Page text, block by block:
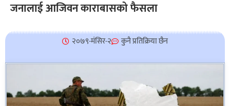
n
जनालाई आजिवन काराबासको फैसला
२०७९-मंसिर-२ कुनै प्रतिक्रिया छैन